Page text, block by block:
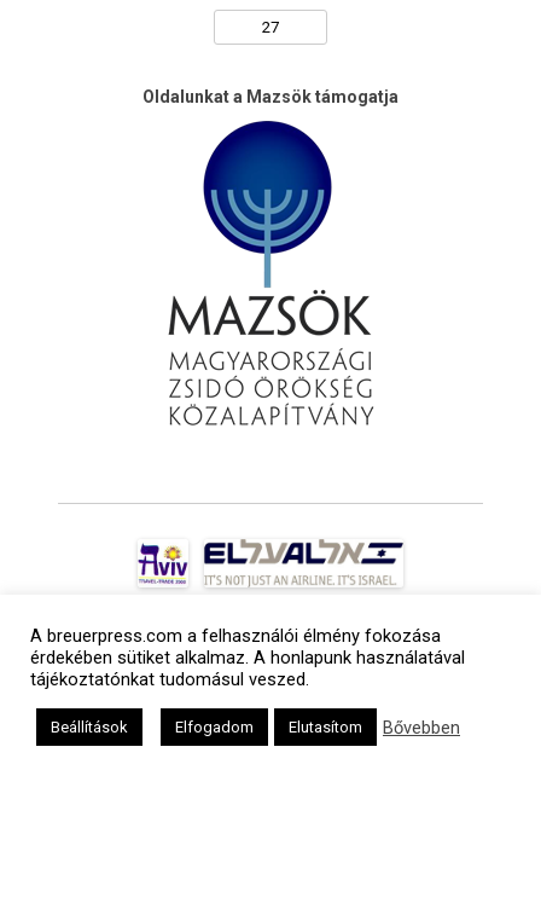
Oldalunkat a Mazsök támogatja
A breuerpress.com a felhasználói élmény fokozása
érdekében sütiket alkalmaz. A honlapunk használatával
tájékoztatónkat tudomásul veszed.
Beállítások Elfogadom Elutasítom Bővebben